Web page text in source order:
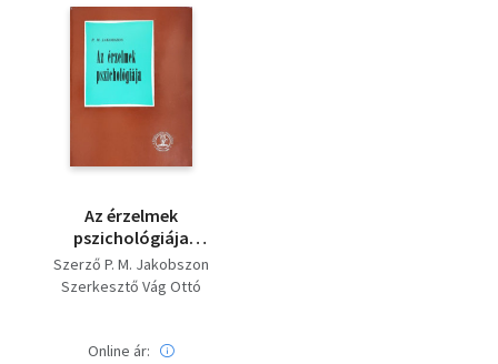
Az érzelmek
pszichológiája
(Fordította: Dr.
Kovács Ferenc) -
Szerző P. M. Jakobszon
Szerkesztő Vág Ottó
Online ár: